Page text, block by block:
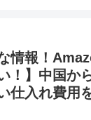
情報！
！】中国か
仕入れ費用